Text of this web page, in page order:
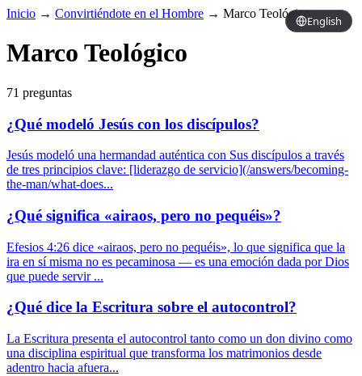
English
Inicio → Convirtiéndote en el Hombre → Marco Teológico
Marco Teológico
71 preguntas
¿Qué modeló Jesús con los discípulos?
Jesús modeló una hermandad auténtica con Sus discípulos a través
de tres principios clave: [liderazgo de servicio](/answers/becoming-
the-man/what-does...
¿Qué significa «airaos, pero no pequéis»?
Efesios 4:26 dice «airaos, pero no pequéis», lo que significa que la
ira en sí misma no es pecaminosa — es una emoción dada por Dios
que puede servir ...
¿Qué dice la Escritura sobre el autocontrol?
La Escritura presenta el autocontrol tanto como un don divino como
una disciplina espiritual que transforma los matrimonios desde
adentro hacia afuera...